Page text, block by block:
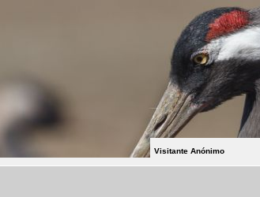
Visitante Anónimo